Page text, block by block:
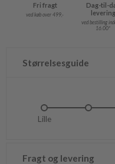
Fri fragt
ved køb over 499,-
Dag-til-
levering
ved bestilling
16.00*
Størrelsesguide
Lille
Fragt og levering